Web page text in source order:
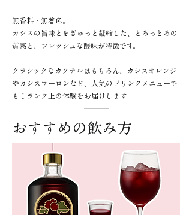
無香料・無着色。
カシスの旨味とをぎゅっと凝縮した、とろっとろの
質感と、フレッシュな酸味が特徴です。
クラシックなカクテルはもちろん、カシスオレンジ
やカシスウーロンなど、人気のドリンクメニューで
も１ランク上の体験をお届けします。
おすすめの飲み方